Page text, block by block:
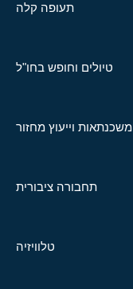
תעופה קלה
טיולים וחופש בחו"ל
משכנתאות וייעוץ מחזור
תחבורה ציבורית
טלוויזיה